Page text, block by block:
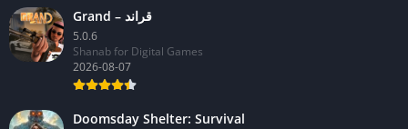
Grand – قراند
5.0.6
Shanab for Digital Games
2026-08-07
Doomsday Shelter: Survival